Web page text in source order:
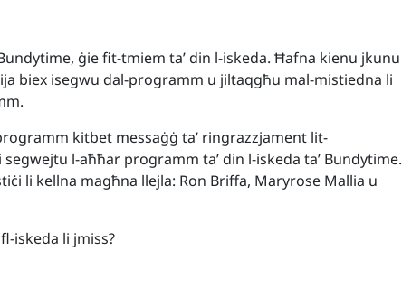
ġie fit-tmiem ta’ din l-iskeda. Ħafna kienu jkunu
biex isegwu dal-programm u jiltaqgħu mal-mistiedna li
kitbet messaġġ ta’ ringrazzjament lit-
l-aħħar programm ta’ din l-iskeda ta’ Bundytime.
li kellna magħna llejla: Ron Briffa, Maryrose Mallia u
iskeda li jmiss?